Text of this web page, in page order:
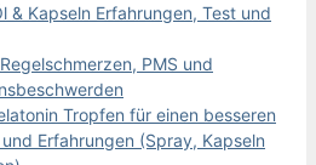
& Kapseln Erfahrungen, Test und
PMS und
Tropfen für einen besseren
Erfahrungen (Spray, Kapseln